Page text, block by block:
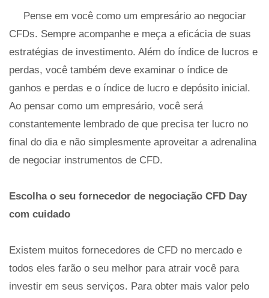
Pense em você como um empresário ao negociar
CFDs. Sempre acompanhe e meça a eficácia de suas
estratégias de investimento. Além do índice de lucros e
perdas, você também deve examinar o índice de
ganhos e perdas e o índice de lucro e depósito inicial.
Ao pensar como um empresário, você será
constantemente lembrado de que precisa ter lucro no
final do dia e não simplesmente aproveitar a adrenalina
de negociar instrumentos de CFD.
Escolha o seu fornecedor de negociação CFD Day
com cuidado
Existem muitos fornecedores de CFD no mercado e
todos eles farão o seu melhor para atrair você para
investir em seus serviços. Para obter mais valor pelo